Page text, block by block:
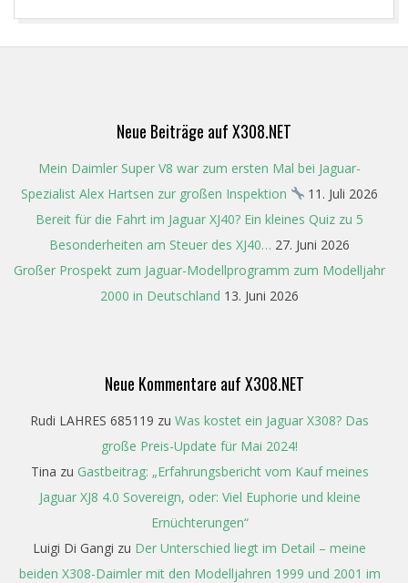
Neue Beiträge auf X308.NET
Mein Daimler Super V8 war zum ersten Mal bei Jaguar-
Spezialist Alex Hartsen zur großen Inspektion
11. Juli 2026
Bereit für die Fahrt im Jaguar XJ40? Ein kleines Quiz zu 5
Besonderheiten am Steuer des XJ40… 27. Juni 2026
Großer Prospekt zum Jaguar-Modellprogramm zum Modelljahr
2000 in Deutschland 13. Juni 2026
Neue Kommentare auf X308.NET
Rudi LAHRES 685119 zu Was kostet ein Jaguar X308? Das
große Preis-Update für Mai 2024!
Tina zu Gastbeitrag: „Erfahrungsbericht vom Kauf meines
Jaguar XJ8 4.0 Sovereign, oder: Viel Euphorie und kleine
Ernüchterungen“
Luigi Di Gangi zu Der Unterschied liegt im Detail – meine
beiden X308-Daimler mit den Modelljahren 1999 und 2001 im